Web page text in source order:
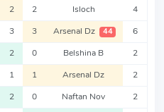
2 2 Isloch 4
3 3 Arsenal Dz 44 6
2 0 Belshina B 2
1 1 Arsenal Dz 2
2 0 Naftan Nov 2